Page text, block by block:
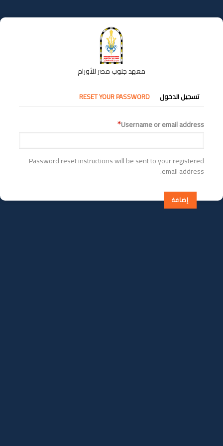
إلى
المحتوى
معهد جنوب مصر للأورام
التبويبات
الأساسية
تسجيل الدخول RESET YOUR PASSWORD
Username or email address
Password reset instructions will be sent to your registered
email address.